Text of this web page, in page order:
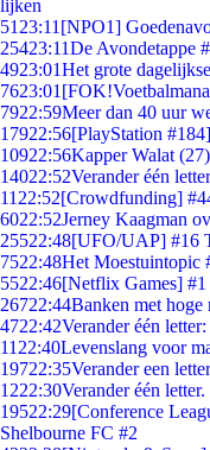
lijken
51 23:11 [NPO1]
25423:11De Avondetappe
4923:01Het grote
7623:01
7922:59Meer dan 40 uur
17922:56[PlayStation
10922:56Kapper Walat
14022:52Verander één
11 22:52[Crowdfunding]
6022:52Jerney Kaagman
25522:48[UFO/UAP] #16
7522:48Het Moestuintopic
5522:46[Netflix Games] #1
26722:44Banken met hoge
4722:42Verander één
11 22:40Levenslang voor
19722:35Verander een
1222:30Verander één
19522:29[Conference
Shelbourne FC #2